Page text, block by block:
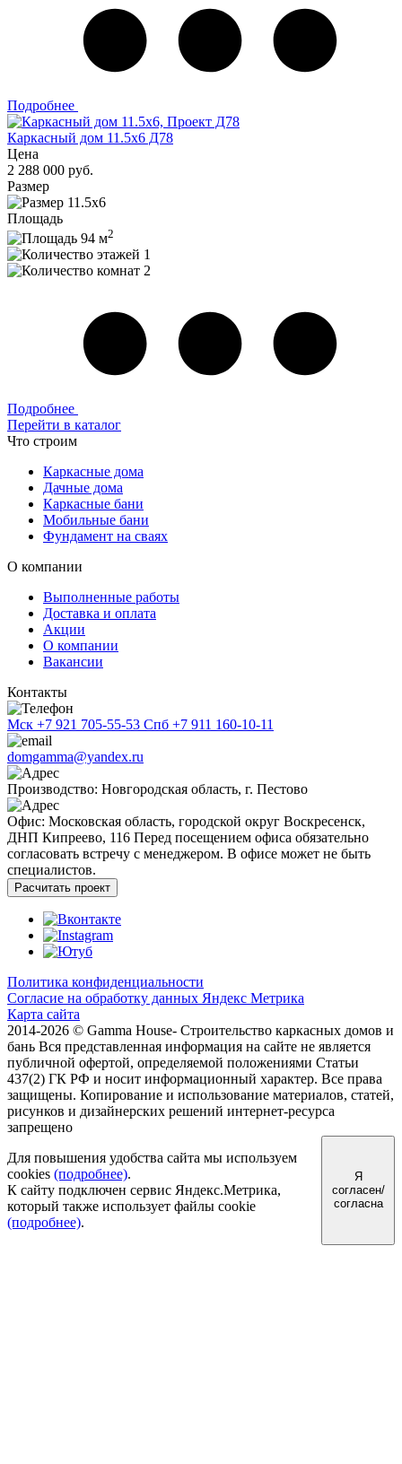
Подробнее
Каркасный дом 11.5х6 Д78
Цена
2 288 000 руб.
Размер
11.5х6
Площадь
94 м2
1
2
Подробнее
Перейти в каталог
Что строим
Каркасные дома
Дачные дома
Каркасные бани
Мобильные бани
Фундамент на сваях
О компании
Выполненные работы
Доставка и оплата
Акции
О компании
Вакансии
Контакты
Мск +7 921 705-55-53 Спб +7 911 160-10-11
domgamma@yandex.ru
Производство: Новгородская область, г. Пестово
Офис: Московская область, городской округ Воскресенск,
ДНП Кипреево, 116 Перед посещением офиса обязательно
согласовать встречу с менеджером. В офисе может не быть
специалистов.
Расчитать проект
Политика конфиденциальности
Согласие на обработку данных Яндекс Метрика
Карта сайта
2014-2026 © Gamma House- Строительство каркасных домов и
бань Вся представленная информация на сайте не является
публичной офертой, определяемой положениями Статьи
437(2) ГК РФ и носит информационный характер. Все права
защищены. Копирование и использование материалов, статей,
рисунков и дизайнерских решений интернет-ресурса
запрещено
Для повышения удобства сайта мы используем
cookies (подробнее).
К сайту подключен сервис Яндекс.Метрика,
который также использует файлы cookie
(подробнее).
Я
согласен/
согласна